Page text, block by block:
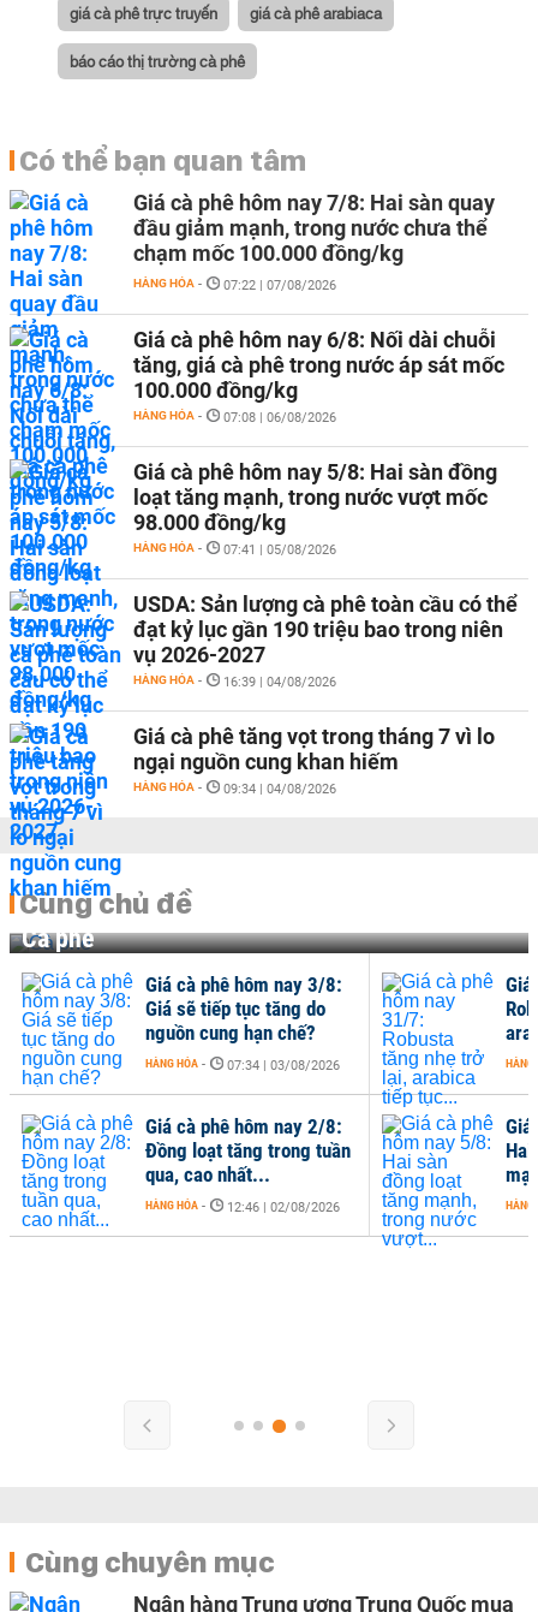
giá cà phê trực truyến giá cà phê arabiaca
báo cáo thị trường cà phê
Có thể bạn quan tâm
Giá cà phê hôm nay 7/8: Hai sàn quay
đầu giảm mạnh, trong nước chưa thể
chạm mốc 100.000 đồng/kg
HÀNG HÓA - 07:22 | 07/08/2026
Giá cà phê hôm nay 6/8: Nối dài chuỗi
tăng, giá cà phê trong nước áp sát mốc
100.000 đồng/kg
HÀNG HÓA - 07:08 | 06/08/2026
Giá cà phê hôm nay 5/8: Hai sàn đồng
loạt tăng mạnh, trong nước vượt mốc
98.000 đồng/kg
HÀNG HÓA - 07:41 | 05/08/2026
USDA: Sản lượng cà phê toàn cầu có thể
đạt kỷ lục gần 190 triệu bao trong niên
vụ 2026-2027
HÀNG HÓA - 16:39 | 04/08/2026
Giá cà phê tăng vọt trong tháng 7 vì lo
ngại nguồn cung khan hiếm
HÀNG HÓA - 09:34 | 04/08/2026
Cùng chủ đề
Cà phê
HÀNG
Giá cà phê hôm nay 3/8:
Giá sẽ tiếp tục tăng do
nguồn cung hạn chế?
HÀNG HÓA - 07:34 | 03/08/2026
Giá cà phê hôm nay 2/8:
Đồng loạt tăng trong tuần
qua, cao nhất...
HÀNG HÓA - 12:46 | 02/08/2026
HÀNG
Cùng chuyên mục
Ngân hàng Trung ương Trung Quốc mua